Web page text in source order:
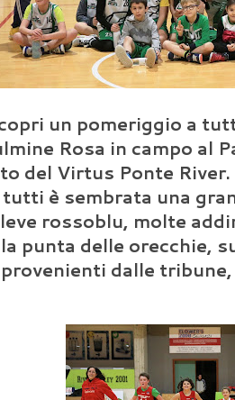
un pomeriggio a
Rosa in campo al
del Virtus Ponte
è sembrata una
rossoblu, molte
punta delle orecchie,
dalle